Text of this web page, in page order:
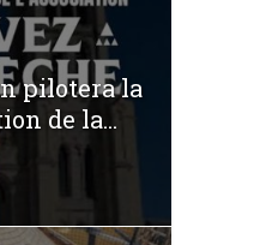
pilotera la
de la...